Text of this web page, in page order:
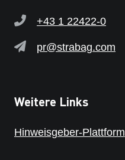
+43 1 22422-0
pr@strabag.com
Weitere Links
Hinweisgeber-Plattform